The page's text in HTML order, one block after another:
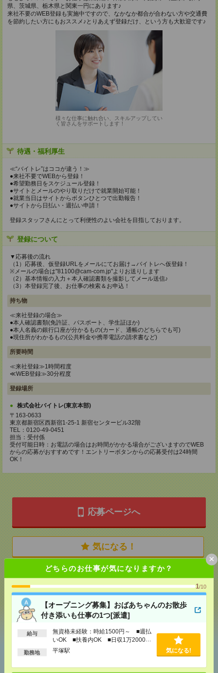
どちらのお仕事が気になりますか？
1/10
【オープニング募集】おばあちゃんのお散歩
付き添いも仕事の1つ[派遣]
給与
無資格未経験：時給1500円～ ■週払
いOK ■扶養内OK ■日収1万2000円
以上
勤務地 平塚駅 気になる!
×
県、茨城県、栃木県と関東一円にあります♪
来社不要のWEB登録も実施中ですので、なかなか都合が合わない方や交通費
を節約したい方にもおススメ♪とりあえず登録だけ、という方も大歓迎です♪
様々な仕事に触れ合い、スキルアップしてい
く皆さんをサポートします！
待遇・福利厚生
≪“バイトレ”はココが違う！≫
●来社不要でWEBから登録！
●希望勤務日をスケジュール登録！
●サイトとメールのやり取りだけで就業開始可能！
●就業当日はサイトからボタンひとつで出勤報告！
●サイトから日払い・週払い申請！
登録スタッフさんにとって利便性のよい会社を目指しております。
登録について
▼応募後の流れ
（1）応募後、仮登録URLをメールにてお届け→バイトレへ仮登録！
※メールの場合は"81100@cam-com.jp"よりお送りします
（2）基本情報の入力＋本人確認書類を撮影してメール送信♪
（3）本登録完了後、お仕事の検索＆お申込！
持ち物
≪来社登録の場合≫
●本人確認書類(免許証、パスポート、学生証ほか)
●本人名義の銀行口座が分かるもの(カード、通帳のどちらでも可)
●現住所がわかるもの(公共料金や携帯電話の請求書など)
所要時間
≪来社登録≫1時間程度
≪WEB登録≫30分程度
登録場所
株式会社バイトレ(東京本部)
〒163-0633
東京都新宿区西新宿1-25-1 新宿センタービル32階
TEL：0120-49-0451
担当：受付係
受付可能日時：お電話の場合はお時間がかかる場合がございますのでWEB
からの応募がおすすめです！エントリーボタンからの応募受付は24時間
OK！
応募ページへ
気になる！
メールで送る LINEで送る
シェア ツイート
あなたの閲覧履歴からの